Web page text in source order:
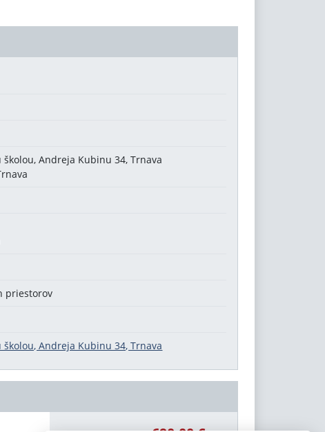
Andreja Kubinu 34, Trnava
priestorov
Andreja Kubinu 34, Trnava